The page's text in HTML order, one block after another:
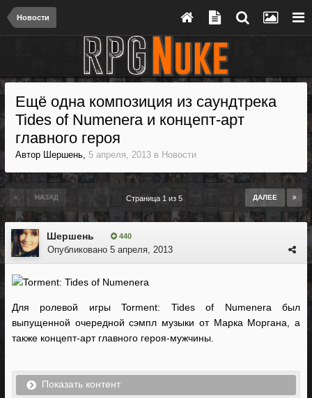
Новости
Ещё одна композиция из саундтрека
Tides of Numenera и концепт-арт
главного героя
Автор Шершень, 5 апреля, 2013 в Новости
НАЗАД ДАЛЕЕ
Страница 1 из 5
Шершень 440
Опубликовано 5 апреля, 2013
Для ролевой игры Torment: Tides of Numenera был
выпущенной очередной сэмпл музыки от Марка Моргана, а
также концепт-арт главного героя-мужчины.
Показать контент